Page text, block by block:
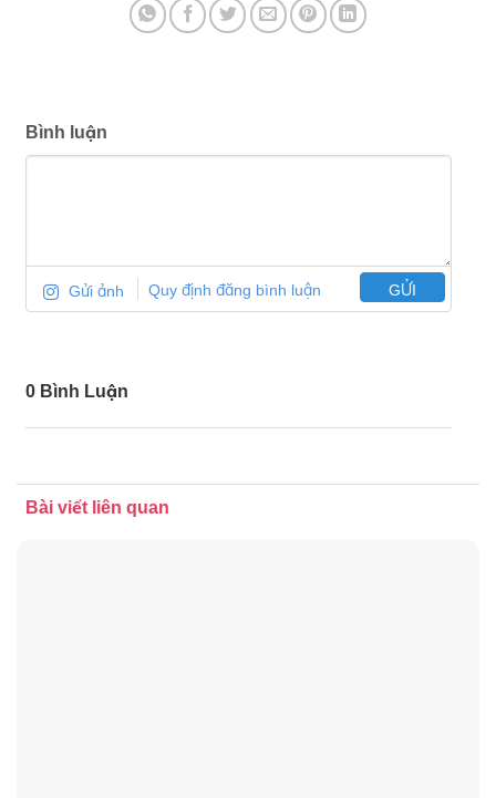
Bình luận
Gửi ảnh Quy định đăng bình luận GỬI
0 Bình Luận
Bài viết liên quan